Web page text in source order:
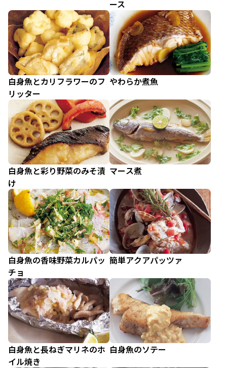
ース
白身魚とカリフラワーのフ
リッター
やわらか煮魚
白身魚と彩り野菜のみそ漬
け
マース煮
白身魚の香味野菜カルパッ
チョ
簡単アクアパッツァ
白身魚と長ねぎマリネのホ
イル焼き
白身魚のソテー